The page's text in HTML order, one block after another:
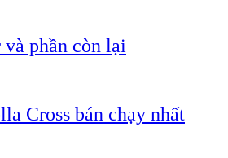
và phần còn lại
Cross bán chạy nhất